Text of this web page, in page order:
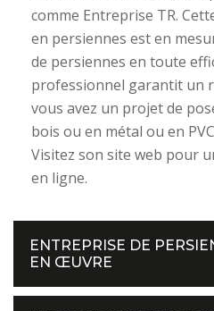
comme Entreprise TR.
en persiennes est en
de persiennes en toute
professionnel garantit un
vous avez un projet de
bois ou en métal ou en
Visitez son site web pour
en ligne.
ENTREPRISE DE
EN ŒUVRE